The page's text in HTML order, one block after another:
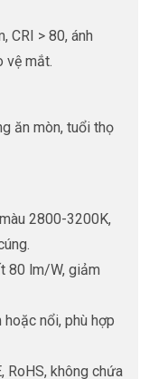
CRI > 80, ánh
vệ mắt.
ăn mòn, tuổi thọ
2800-3200K,
80 lm/W, giảm
nổi, phù hợp
RoHS, không chứa